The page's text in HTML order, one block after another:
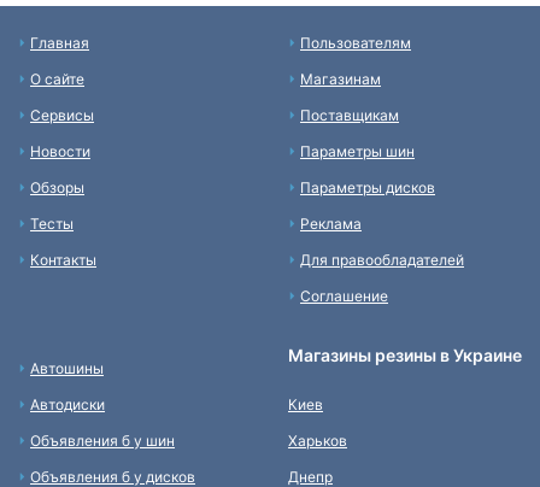
Главная
О сайте
Сервисы
Новости
Обзоры
Тесты
Контакты
Пользователям
Магазинам
Поставщикам
Параметры шин
Параметры дисков
Реклама
Для правообладателей
Соглашение
Автошины
Автодиски
Объявления б у шин
Объявления б у дисков
Магазины резины в Украине
Киев
Харьков
Днепр